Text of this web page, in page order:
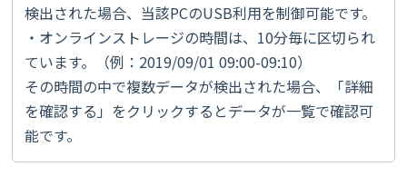
検出された場合、当該PCのUSB利用を制御可能です。
・オンラインストレージの時間は、10分毎に区切られ
ています。（例：2019/09/01 09:00-09:10）
その時間の中で複数データが検出された場合、「詳細
を確認する」をクリックするとデータが一覧で確認可
能です。